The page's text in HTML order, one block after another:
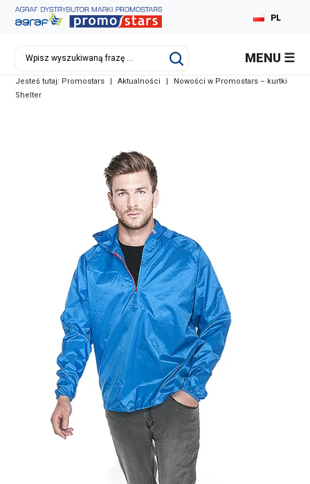
PL
MENU
Jesteś tutaj: Promostars | Aktualności |
Nowości w Promostars – kurtki
Shelter